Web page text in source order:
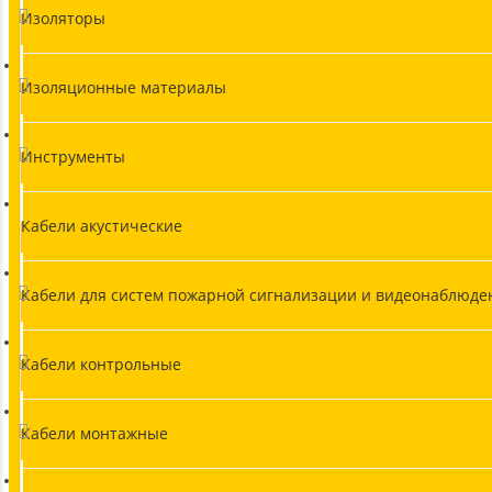
Изоляторы
Изоляционные материалы
Инструменты
Кабели акустические
Кабели для систем пожарной сигнализации и
Кабели контрольные
Кабели монтажные